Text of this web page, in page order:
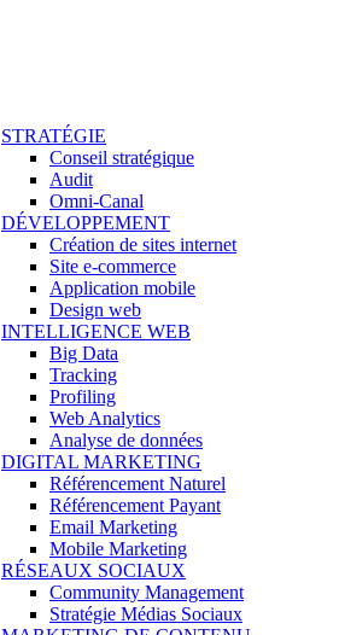
STRATÉGIE
Conseil stratégique
Audit
Omni-Canal
DÉVELOPPEMENT
Création de sites internet
Site e-commerce
Application mobile
Design web
INTELLIGENCE WEB
Big Data
Tracking
Profiling
Web Analytics
Analyse de données
DIGITAL MARKETING
Référencement Naturel
Référencement Payant
Email Marketing
Mobile Marketing
RÉSEAUX SOCIAUX
Community Management
Stratégie Médias Sociaux